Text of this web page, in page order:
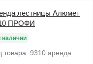
лестницы Алюмет
ПРОФИ
наличии
товара: 9310 аренда